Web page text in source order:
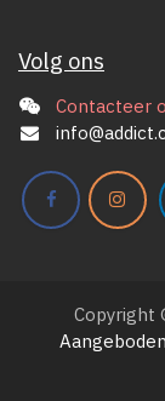
Volg ons
Contacteer
Copyright